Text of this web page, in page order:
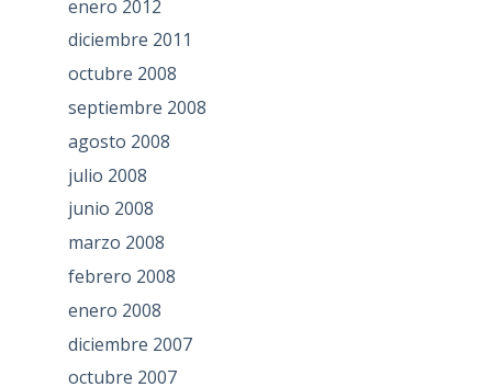
enero 2012
diciembre 2011
octubre 2008
septiembre 2008
agosto 2008
julio 2008
junio 2008
marzo 2008
febrero 2008
enero 2008
diciembre 2007
octubre 2007